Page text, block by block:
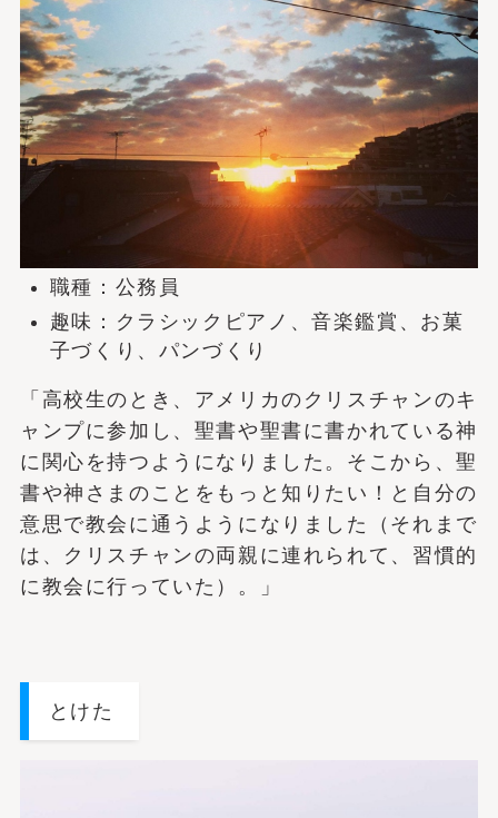
職種：公務員
趣味：クラシックピアノ、音楽鑑賞、お菓
子づくり、パンづくり
「高校生のとき、アメリカのクリスチャンのキ
ャンプに参加し、聖書や聖書に書かれている神
に関心を持つようになりました。そこから、聖
書や神さまのことをもっと知りたい！と自分の
意思で教会に通うようになりました（それまで
は、クリスチャンの両親に連れられて、習慣的
に教会に行っていた）。」
とけた